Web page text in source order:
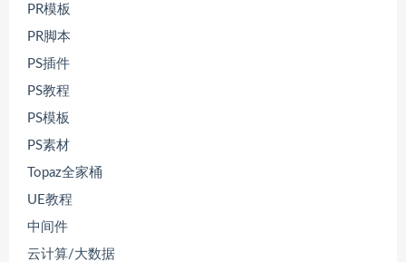
PR模板
PR脚本
PS插件
PS教程
PS模板
PS素材
Topaz全家桶
UE教程
中间件
云计算/大数据